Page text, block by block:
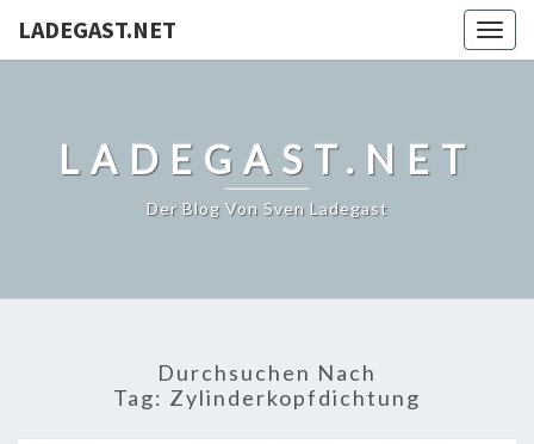
LADEGAST.NET
LADEGAST.NET
Der Blog Von Sven Ladegast
Durchsuchen Nach
Tag: Zylinderkopfdichtung